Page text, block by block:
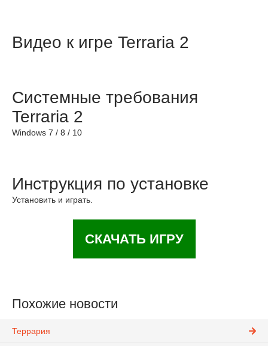
Видео к игре Terraria 2
Системные требования
Terraria 2
Windows 7 / 8 / 10
Инструкция по установке
Установить и играть.
СКАЧАТЬ ИГРУ
Похожие новости
Террария